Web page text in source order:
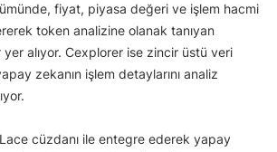
fiyat, piyasa değeri ve işlem hacmi
token analizine olanak tanıyan
alıyor. Cexplorer ise zincir üstü veri
zekanın işlem detaylarını analiz
Lace cüzdanı ile entegre ederek yapay